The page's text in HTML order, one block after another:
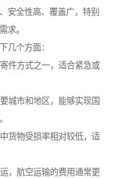
安全性高、覆盖广，特别
求。
几个方面：
件方式之一，适合紧急或
城市和地区，能够实现国
货物受损率相对较低，适
，航空运输的费用通常更